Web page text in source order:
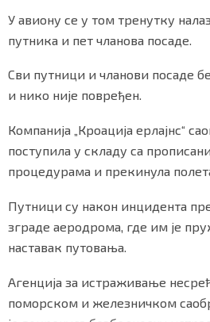
У авиону се у том тренутку
путника и пет чланова посаде.
Сви путници и чланови посаде
и нико није повређен.
Компанија „Кроација ерлајнс“
поступила у складу са
процедурама и прекинула
Путници су након инцидента
зграде аеродрома, где им је
наставак путовања.
Агенција за истраживање
поморском и железничком